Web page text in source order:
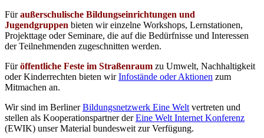
Füraußerschulische Bildungseinrichtungen und
Jugendgruppen bieten wir einzelne Workshops, Lernstationen,
Projekttage oder Seminare, die auf die Bedürfnisse und Interessen
der Teilnehmenden zugeschnitten werden.
Füröffentliche Feste im Straßenraum zu Umwelt, Nachhaltigkeit
oder Kinderrechten bieten wirInfostände oder Aktionen zum
Mitmachen an.
Wir sind im BerlinerBildungsnetzwerk Eine Welt vertreten und
stellen als Kooperationspartner derEine Welt Internet Konferenz
(EWIK) unser Material bundesweit zur Verfügung.